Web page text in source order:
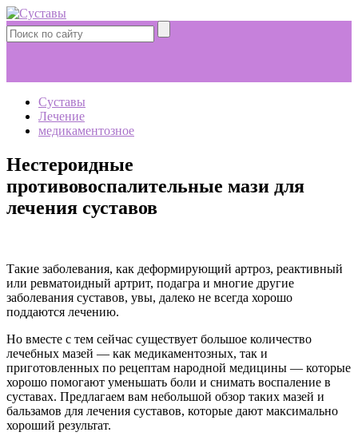
Суставы
Лечение
медикаментозное
Нестероидные
противовоспалительные мази для
лечения суставов
Такие заболевания, как деформирующий артроз, реактивный
или ревматоидный артрит, подагра и многие другие
заболевания суставов, увы, далеко не всегда хорошо
поддаются лечению.
Но вместе с тем сейчас существует большое количество
лечебных мазей — как медикаментозных, так и
приготовленных по рецептам народной медицины — которые
хорошо помогают уменьшать боли и снимать воспаление в
суставах. Предлагаем вам небольшой обзор таких мазей и
бальзамов для лечения суставов, которые дают максимально
хороший результат.